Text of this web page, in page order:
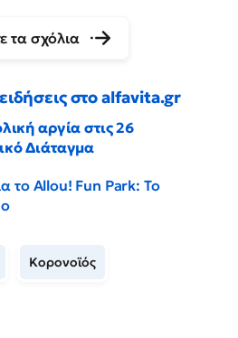
τα σχόλια
στο alfavita.gr
αργία στις 26
Διάταγμα
το Allou! Fun Park: Το
Κορονοϊός